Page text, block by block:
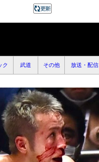
ク 武道 その他 放送・配信